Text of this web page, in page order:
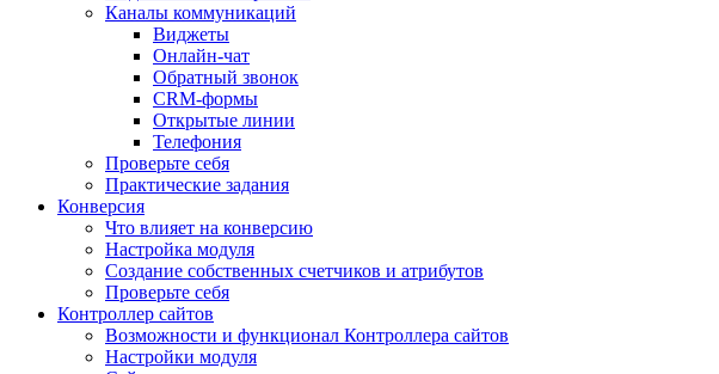
Каналы коммуникаций
Виджеты
Онлайн-чат
Обратный звонок
CRM-формы
Открытые линии
Телефония
Проверьте себя
Практические задания
Конверсия
Что влияет на конверсию
Настройка модуля
Создание собственных счетчиков и атрибутов
Проверьте себя
Контроллер сайтов
Возможности и функционал Контроллера сайтов
Настройки модуля